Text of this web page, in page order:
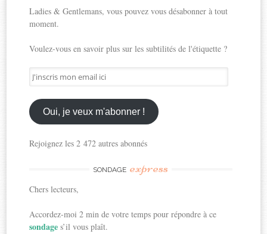
Ladies & Gentlemans, vous pouvez vous désabonner à tout
moment.
Voulez-vous en savoir plus sur les subtilités de l'étiquette ?
J'inscris
mon
email
ici
Oui, je veux m'abonner !
Rejoignez les 2 472 autres abonnés
SONDAGE express
Chers lecteurs,
Accordez-moi 2 min de votre temps pour répondre à ce
sondages’il vous plaît.